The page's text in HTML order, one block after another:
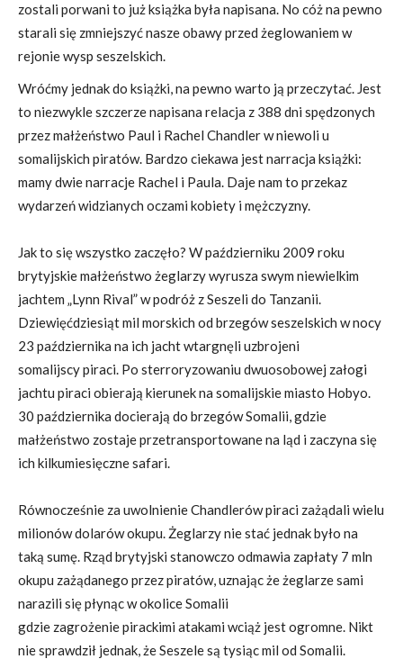
zostali porwani to już książka była napisana. No cóż na pewno
starali się zmniejszyć nasze obawy przed żeglowaniem w
rejonie wysp seszelskich.
Wróćmy jednak do książki, na pewno warto ją przeczytać. Jest
to niezwykle szczerze napisana relacja z 388 dni spędzonych
przez małżeństwo Paul i Rachel Chandler w niewoli u
somalijskich piratów. Bardzo ciekawa jest narracja książki:
mamy dwie narracje Rachel i Paula. Daje nam to przekaz
wydarzeń widzianych oczami kobiety i mężczyzny.
Jak to się wszystko zaczęło? W październiku 2009 roku
brytyjskie małżeństwo żeglarzy wyrusza swym niewielkim
jachtem „Lynn Rival” w podróż z Seszeli do Tanzanii.
Dziewięćdziesiąt mil morskich od brzegów seszelskich w nocy
23 października na ich jacht wtargnęli uzbrojeni
somalijscy piraci. Po sterroryzowaniu dwuosobowej załogi
jachtu piraci obierają kierunek na somalijskie miasto Hobyo.
30 października docierają do brzegów Somalii, gdzie
małżeństwo zostaje przetransportowane na ląd i zaczyna się
ich kilkumiesięczne safari.
Równocześnie za uwolnienie Chandlerów piraci zażądali wielu
milionów dolarów okupu. Żeglarzy nie stać jednak było na
taką sumę. Rząd brytyjski stanowczo odmawia zapłaty 7 mln
okupu zażądanego przez piratów, uznając że żeglarze sami
narazili się płynąc w okolice Somalii
gdzie zagrożenie pirackimi atakami wciąż jest ogromne. Nikt
nie sprawdził jednak, że Seszele są tysiąc mil od Somalii.